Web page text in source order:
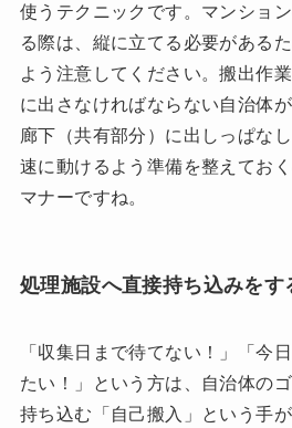
使うテクニックです。マンショ
る際は、縦に立てる必要がある
よう注意してください。搬出作
に出さなければならない自治体
廊下（共有部分）に出しっぱな
速に動けるよう準備を整えてお
マナーですね。
処理施設へ直接持ち込みをす
「収集日まで待てない！」「今
たい！」という方は、自治体の
持ち込む「自己搬入」という手